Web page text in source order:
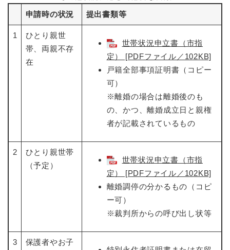
申請時の状況 提出書類等
1
ひとり親世
帯、両親不存
在
世帯状況申立書（市指
定） [PDFファイル／102KB]
戸籍全部事項証明書（コピー
可）
※離婚の場合は離婚後のも
の、かつ、離婚成立日と親権
者が記載されているもの
2
ひとり親世帯
（予定）
世帯状況申立書（市指
定） [PDFファイル／102KB]
離婚調停の分かるもの（コピ
ー可）
※裁判所からの呼び出し状等
3
保護者やお子